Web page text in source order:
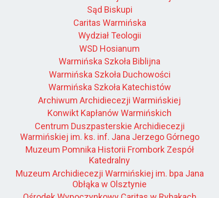
Sąd Biskupi
Caritas Warmińska
Wydział Teologii
WSD Hosianum
Warmińska Szkoła Biblijna
Warmińska Szkoła Duchowości
Warmińska Szkoła Katechistów
Archiwum Archidiecezji Warmińskiej
Konwikt Kapłanów Warmińskich
Centrum Duszpasterskie Archidiecezji
Warmińskiej im. ks. inf. Jana Jerzego Górnego
Muzeum Pomnika Historii Frombork Zespół
Katedralny
Muzeum Archidiecezji Warmińskiej im. bpa Jana
Obłąka w Olsztynie